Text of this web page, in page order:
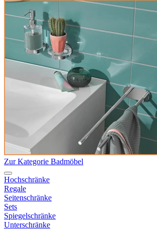
Zur Kategorie Badmöbel
Hochschränke
Regale
Seitenschränke
Sets
Spiegelschränke
Unterschränke